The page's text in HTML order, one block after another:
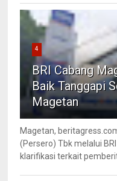
4
BRI Cabang
Baik Tanggapi
Magetan
Magetan,
(Persero) Tbk melalui
klarifikasi terkait